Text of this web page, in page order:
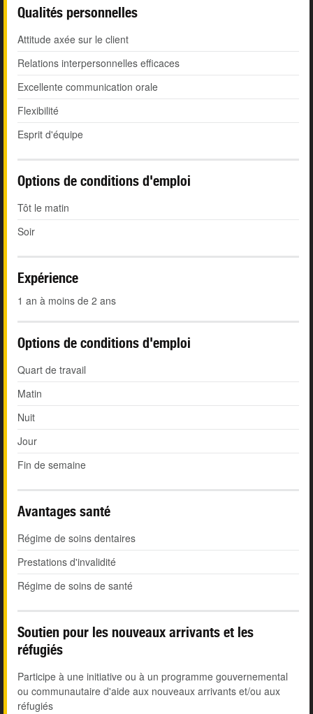
Qualités personnelles
Attitude axée sur le client
Relations interpersonnelles efficaces
Excellente communication orale
Flexibilité
Esprit d'équipe
Options de conditions d'emploi
Tôt le matin
Soir
Expérience
1 an à moins de 2 ans
Options de conditions d'emploi
Quart de travail
Matin
Nuit
Jour
Fin de semaine
Avantages santé
Régime de soins dentaires
Prestations d'invalidité
Régime de soins de santé
Soutien pour les nouveaux arrivants et les
réfugiés
Participe à une initiative ou à un programme gouvernemental
ou communautaire d'aide aux nouveaux arrivants et/ou aux
réfugiés